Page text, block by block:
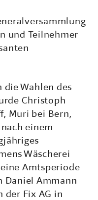
und Teilnehmer
Wahlen des
Christoph
Muri bei Bern,
einem
Wäscherei
Amtsperiode
Daniel Ammann
der Fix AG in